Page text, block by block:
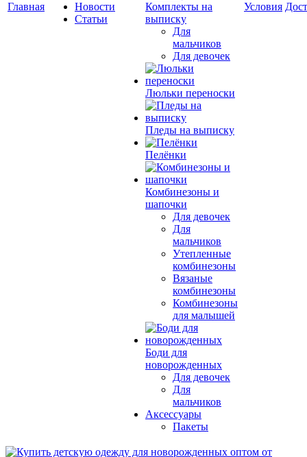
Главная
Новости
Статьи
Комплекты на
выписку
Для
мальчиков
Для девочек
Люльки переноски
Пледы на выписку
Пелёнки
Комбинезоны и
шапочки
Для девочек
Для
мальчиков
Утепленные
комбинезоны
Вязаные
комбинезоны
Комбинезоны
для малышей
Боди для
новорожденных
Для девочек
Для
мальчиков
Аксессуары
Пакеты
Условия